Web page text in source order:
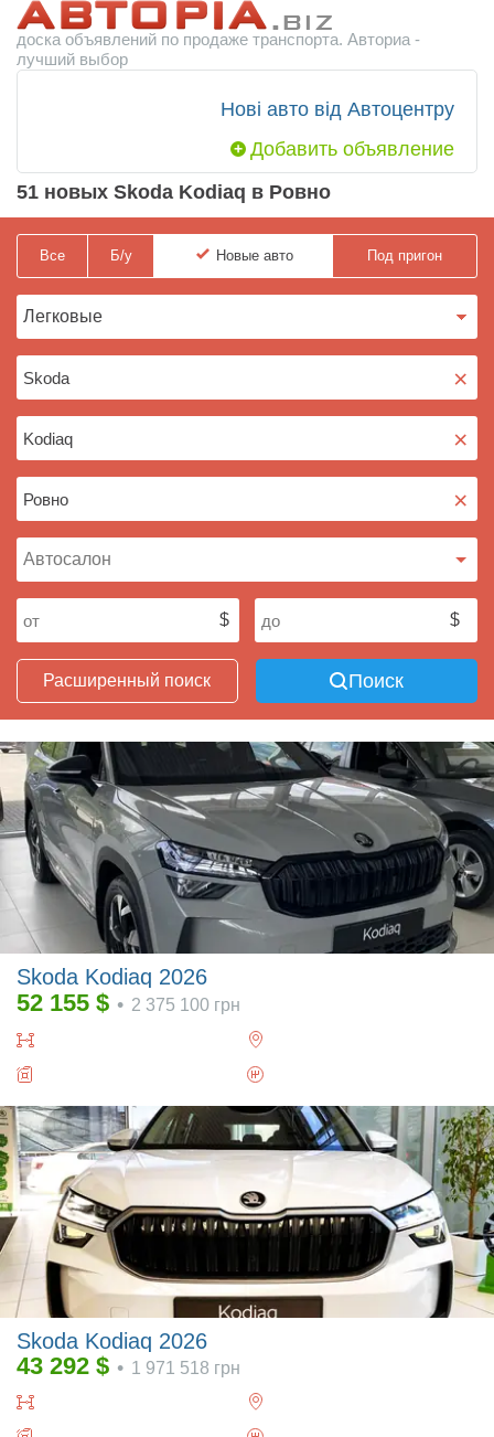
доска объявлений по продаже транспорта. Авториа -
лучший выбор
Нові авто від Автоцентру
Добавить объявление
51 новых Skoda Kodiaq в Ровно
Все Б/у Новые авто Под пригон
×
×
×
Расширенный поиск Поиск
Skoda Kodiaq 2026
52 155 $ • 2 375 100 грн
Skoda Kodiaq 2026
43 292 $ • 1 971 518 грн